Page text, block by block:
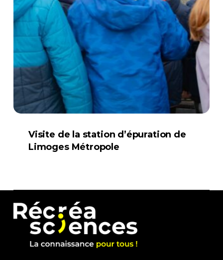
Visite de la station d’épuration de
Limoges Métropole